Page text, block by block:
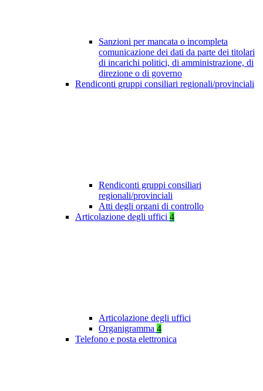
Sanzioni per mancata o incompleta
comunicazione dei dati da parte dei titolari
di incarichi politici, di amministrazione, di
direzione o di governo
Rendiconti gruppi consiliari regionali/provinciali
Rendiconti gruppi consiliari
regionali/provinciali
Atti degli organi di controllo
Articolazione degli uffici 4
Articolazione degli uffici
Organigramma 4
Telefono e posta elettronica